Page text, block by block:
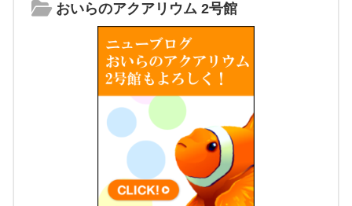
おいらのアクアリウム 2号館